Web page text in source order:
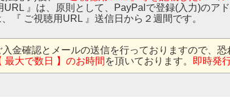
URL 』は、原則として、PayPalで登録(入力)のア
『 ご視聴用URL 』送信日から２週間です。
金確認とメールの送信を行っておりますので、恐
最大で数日 】のお時間 を頂いております。 即時発